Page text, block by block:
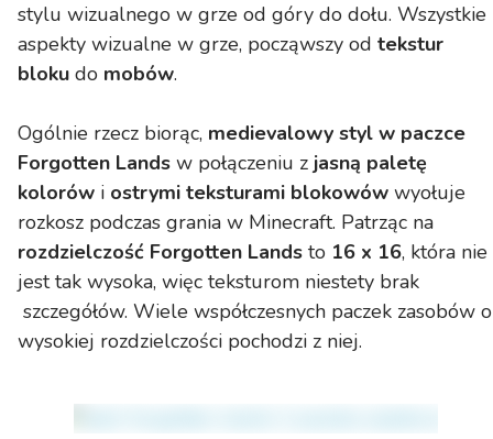
stylu wizualnego w grze od góry do dołu. Wszystkie
aspekty wizualne w grze, począwszy od tekstur
bloku do mobów.
Ogólnie rzecz biorąc, medievalowy styl w paczce
Forgotten Lands w połączeniu z jasną paletę
kolorów i ostrymi teksturami blokowów wyołuje
rozkosz podczas grania w Minecraft. Patrząc na
rozdzielczość Forgotten Lands to 16 x 16, która nie
jest tak wysoka, więc teksturom niestety brak
szczegółów. Wiele współczesnych paczek zasobów o
wysokiej rozdzielczości pochodzi z niej.